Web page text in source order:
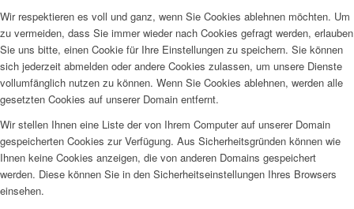
Wir respektieren es voll und ganz, wenn Sie Cookies ablehnen möchten. Um
zu vermeiden, dass Sie immer wieder nach Cookies gefragt werden, erlauben
Sie uns bitte, einen Cookie für Ihre Einstellungen zu speichern. Sie können
sich jederzeit abmelden oder andere Cookies zulassen, um unsere Dienste
vollumfänglich nutzen zu können. Wenn Sie Cookies ablehnen, werden alle
gesetzten Cookies auf unserer Domain entfernt.
Wir stellen Ihnen eine Liste der von Ihrem Computer auf unserer Domain
gespeicherten Cookies zur Verfügung. Aus Sicherheitsgründen können wie
Ihnen keine Cookies anzeigen, die von anderen Domains gespeichert
werden. Diese können Sie in den Sicherheitseinstellungen Ihres Browsers
einsehen.